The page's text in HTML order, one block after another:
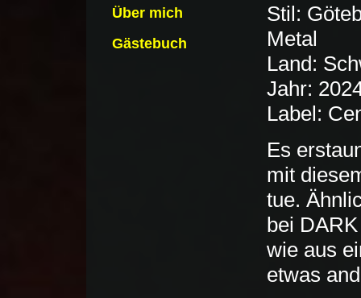
Über mich
Gästebuch
Stil:
Metal
Land:
Jahr:
Label:
Es
mit
tue.
bei
wie aus
etwas